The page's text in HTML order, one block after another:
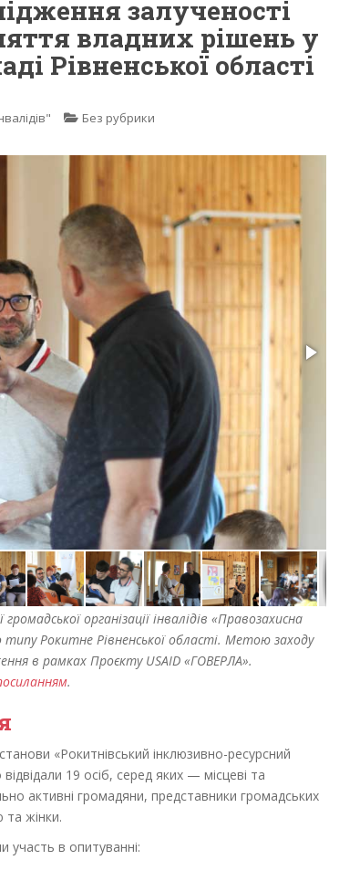
залученості
владних рішень у
Рівненської області
Без рубрики
організації інвалідів «Правозахисна
типу Рокитне Рівненської області. Метою заходу
в рамках Проєкту USAID «ГОВЕРЛА».
.
«Рокитнівський інклюзивно-ресурсний
19 осіб, серед яких — місцеві та
активні громадяни, представники громадських
та жінки.
участь в опитуванні: